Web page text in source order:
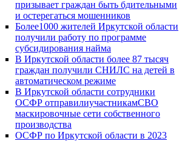
призывает граждан быть бдительными
и остерегаться мошенников
Более1000 жителей Иркутской области
получили работу по программе
субсидирования найма
В Иркутской области более 87 тысяч
граждан получили СНИЛС на детей в
автоматическом режиме
В Иркутской области сотрудники
ОСФР отправилиучастникамСВО
маскировочные сети собственного
производства
ОСФР по Иркутской области в 2023